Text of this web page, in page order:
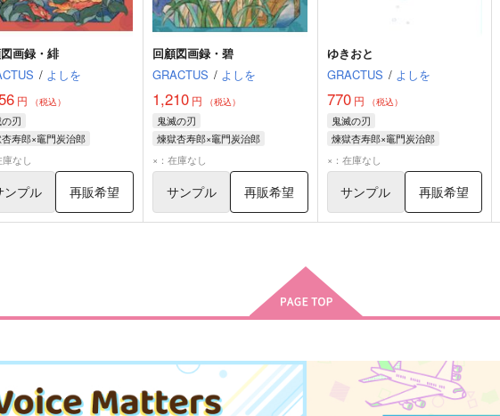
画録・緋
/ よしを
円 （税込）
刃
寿郎×竈門炭治郎
杏寿郎
なし
ンプル 再販希望
回顧図画録・碧
GRACTUS / よしを
1,210円 （税込）
鬼滅の刃
煉獄杏寿郎×竈門炭治郎
煉獄杏寿郎
×：在庫なし
サンプル 再販希望
ゆきおと
GRACTUS / よしを
770円 （税込）
鬼滅の刃
煉獄杏寿郎×竈門炭治郎
煉獄杏寿郎
×：在庫なし
サンプル 再販希望